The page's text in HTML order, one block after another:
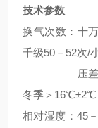
技术参数
换气次数：十
千级50－52次/
压差：主
冬季＞16℃±2℃
相对湿度：45